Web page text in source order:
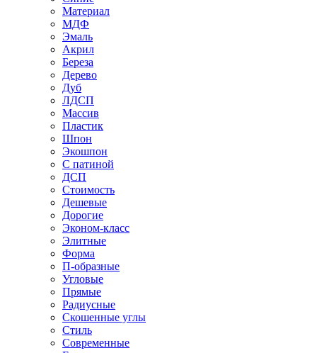
Материал
МДФ
Эмаль
Акрил
Береза
Дерево
Дуб
ЛДСП
Массив
Пластик
Шпон
Экошпон
С патиной
ДСП
Стоимость
Дешевые
Дорогие
Эконом-класс
Элитные
Форма
П-образные
Угловые
Прямые
Радиусные
Скошенные углы
Стиль
Современные